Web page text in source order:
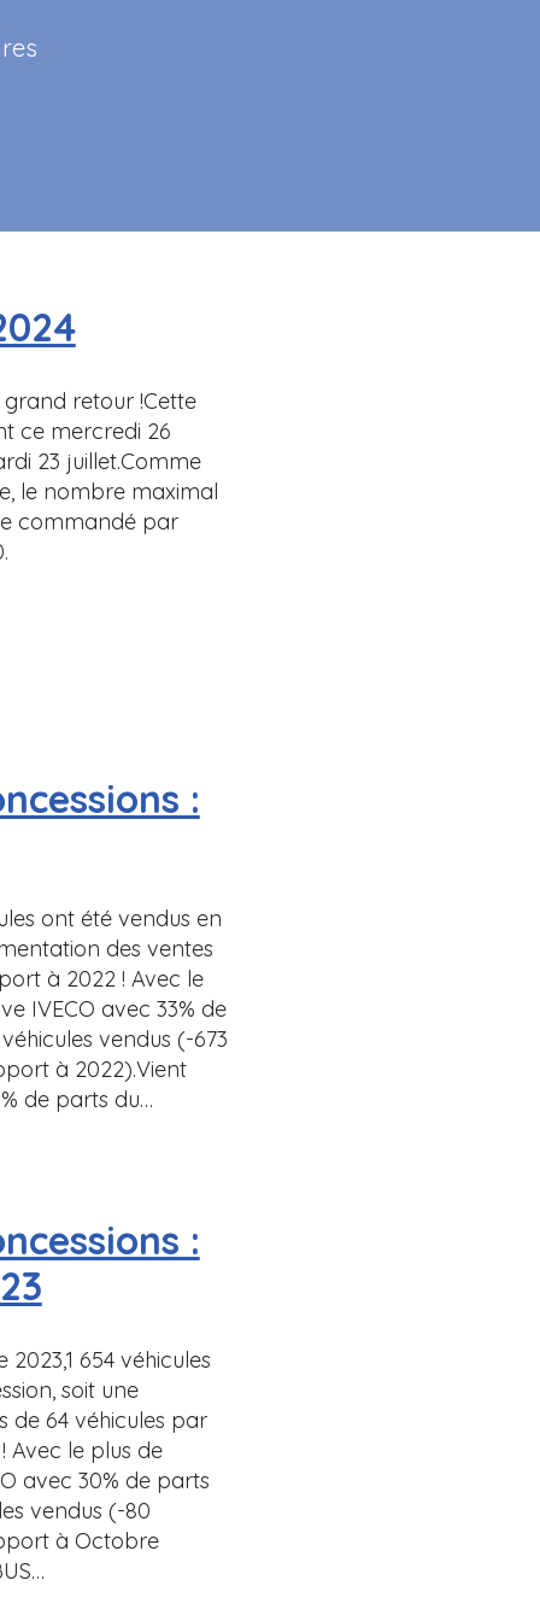
grand retour !Cette
ce mercredi 26
23 juillet.Comme
le nombre maximal
commandé par
:
ont été vendus en
des ventes
à 2022 ! Avec le
IVECO avec 33% de
vendus (-673
à 2022).Vient
de parts du…
:
654 véhicules
soit une
de 64 véhicules par
Avec le plus de
avec 30% de parts
vendus (-80
à Octobre